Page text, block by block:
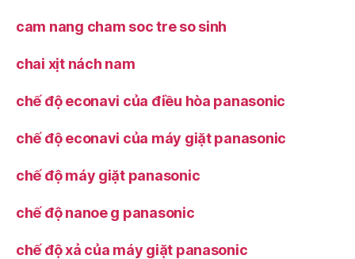
cam nang cham soc tre so sinh
chai xịt nách nam
chế độ econavi của điều hòa panasonic
chế độ econavi của máy giặt panasonic
chế độ máy giặt panasonic
chế độ nanoe g panasonic
chế độ xả của máy giặt panasonic